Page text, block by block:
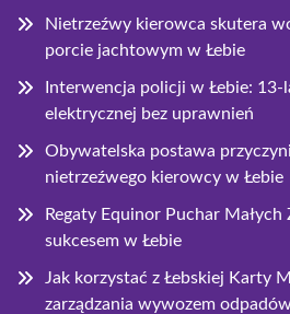
Nietrzeźwy kierowca skutera
porcie jachtowym w Łebie
Interwencja policji w Łebie: 13-
elektrycznej bez uprawnień
Obywatelska postawa
nietrzeźwego kierowcy w Łebie
Regaty Equinor Puchar Małych
sukcesem w Łebie
Jak korzystać z Łebskiej Karty
zarządzania wywozem